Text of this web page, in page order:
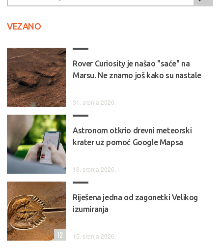
VEZANO
Rover Curiosity je našao "saće" na
Marsu. Ne znamo još kako su nastale
31. srpnja 2026.
Astronom otkrio drevni meteorski
krater uz pomoć Google Mapsa
18. srpnja 2026.
Riješena jedna od zagonetki Velikog
izumiranja
15. srpnja 2026.
12